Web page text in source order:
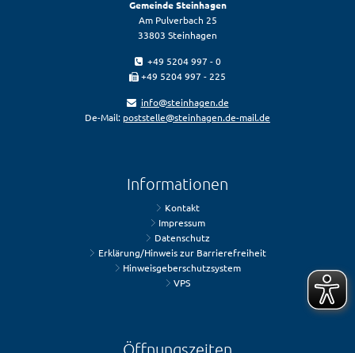
Gemeinde Steinhagen
Am Pulverbach 25
33803 Steinhagen
+49 5204 997 - 0
+49 5204 997 - 225
info@steinhagen.de
De-Mail: poststelle@steinhagen.de-mail.de
Informationen
Kontakt
Impressum
Datenschutz
Erklärung/Hinweis zur Barrierefreiheit
Hinweisgeberschutzsystem
VPS
Öffnungszeiten